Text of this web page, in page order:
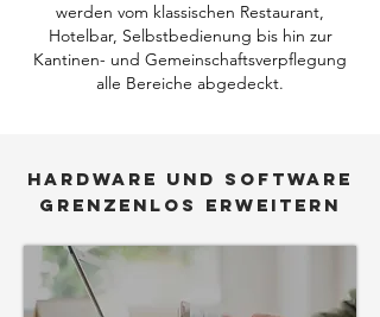
werden vom klassischen Restaurant,
Hotelbar, Selbstbedienung bis hin zur
Kantinen- und Gemeinschafts­verpflegung
alle Bereiche abgedeckt.
Hardware und Software
grenzenlos erweitern